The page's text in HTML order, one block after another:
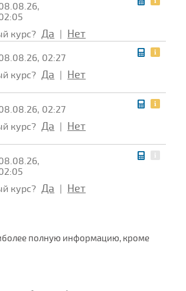
курс? Да Нет
02:27
курс? Да Нет
02:27
курс? Да Нет
курс? Да Нет
полную информацию, кроме